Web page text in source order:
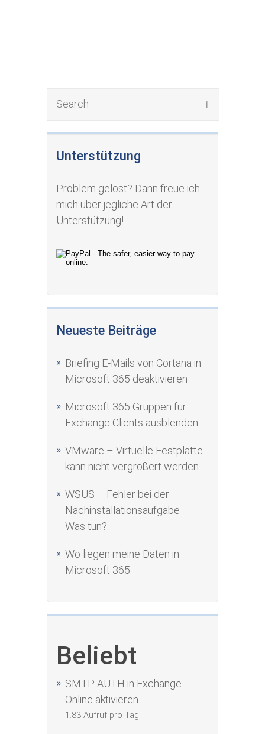
Unterstützung
Problem gelöst? Dann freue ich
mich über jegliche Art der
Unterstützung!
Neueste Beiträge
Briefing E-Mails von Cortana in
Microsoft 365 deaktivieren
Microsoft 365 Gruppen für
Exchange Clients ausblenden
VMware – Virtuelle Festplatte
kann nicht vergrößert werden
WSUS – Fehler bei der
Nachinstallationsaufgabe –
Was tun?
Wo liegen meine Daten in
Microsoft 365
Beliebt
SMTP AUTH in Exchange
Online aktivieren
1.83 Aufruf pro Tag